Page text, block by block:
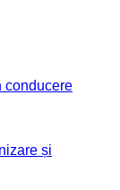
conducere
și